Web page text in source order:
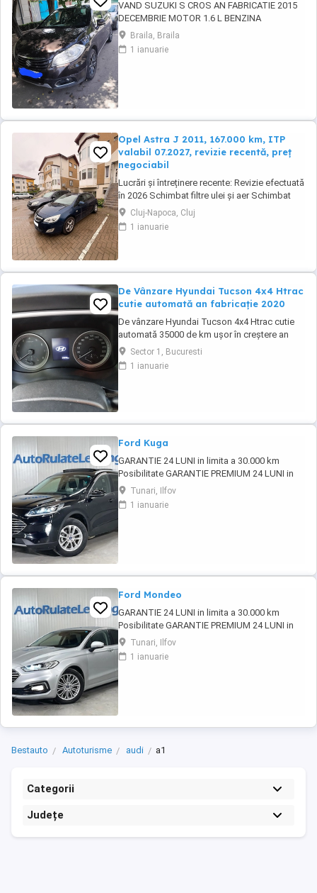
VAND SUZUKI S CROS AN FABRICATIE 2015
DECEMBRIE MOTOR 1.6 L BENZINA
TACTIUNE INTEGRALA 4 MODURI DE
CONDUS UNIC PROPRIETAR CULOARE MARO
SEZORI FATA SPATE CAMERA MANSALIER
Braila, Braila
1 ianuarie
Opel Astra J 2011, 167.000 km, ITP
valabil 07.2027, revizie recentă, preț
negociabil
Lucrări și întreținere recente: Revizie efectuată
în 2026 Schimbat filtre ulei și aer Schimbat
ulei: 6L GM 5W30 Schimbat compresor climă
Schimbat furtun gaze retur ulei Curățat filtru
de particule DPF Curățată baie ulei Distribuție
Cluj-Napoca, Cluj
1 ianuarie
De Vânzare Hyundai Tucson 4x4 Htrac
cutie automată an fabricație 2020
De vânzare Hyundai Tucson 4x4 Htrac cutie
automată 35000 de km ușor în creștere an
fabricație 2020 ,anul trecut a ieșit din garanție,
revizie efectuată la 30000 de km ,schimb ulei
și filtre.Climă automată,volan îmbrăcat în piele
Sector 1, Bucuresti
1 ianuarie
Ford Kuga
GARANTIE 24 LUNI in limita a 30.000 km
Posibilitate GARANTIE PREMIUM 24 LUNI in
limita a 50.000 km Posibilitate finantare cu
avans 0% pe o perioada de maxim 6 ani
Aprobare garantata credit pentru persoane
Tunari, Ilfov
1 ianuarie
Ford Mondeo
GARANTIE 24 LUNI in limita a 30.000 km
Posibilitate GARANTIE PREMIUM 24 LUNI in
limita a 50.000 km Posibilitate finantare cu
avans 0% pe o perioada de maxim 6 ani
Aprobare garantata credit pentru persoane
Tunari, Ilfov
1 ianuarie
Bestauto Autoturisme audi a1
Categorii
Județe